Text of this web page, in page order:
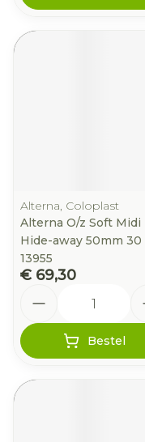
Alterna, Coloplast
Alterna O/z Soft Midi
Hide-away 50mm 30
13955
€ 69,30
Bestel